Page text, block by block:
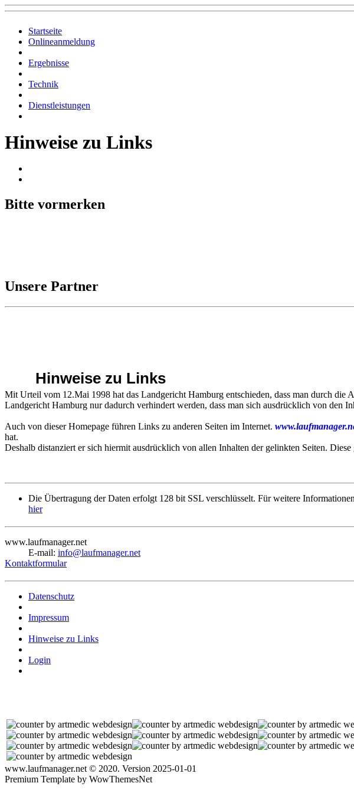
Startseite
Onlineanmeldung
Ergebnisse
Technik
Dienstleistungen
Hinweise zu Links
Bitte vormerken
Unsere Partner
Hinweise zu Links
Mit Urteil vom 12.Mai 1998 hat das Landgericht Hamburg entschieden, dass man durch
Landgericht Hamburg nur dadurch verhindert werden, dass man sich ausdrücklich von den
Auch von dieser Homepage führen Links zu anderen Seiten im Internet.
hat.
Deshalb distanziert er sich hiermit ausdrücklich von allen Inhalten der gelinkten Seiten.
Die Übertragung der Daten erfolgt 128 bit SSL verschlüsselt. Für weitere
hier
www.laufmanager.net
E-mail: info@laufmanager.net
Kontaktformular
Datenschutz
Impressum
Hinweise zu Links
Login
www.laufmanager.net © 2020. Version 2025-01-01
Premium Template by WowThemesNet